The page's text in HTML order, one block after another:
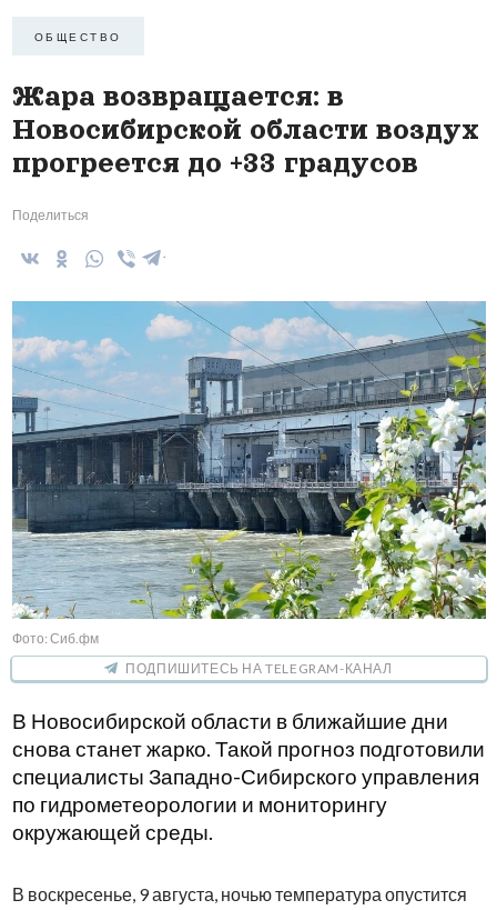
ОБЩЕСТВО
Жара возвращается: в
Новосибирской области воздух
прогреется до +33 градусов
Поделиться
Фото: Сиб.фм
ПОДПИШИТЕСЬ НА TELEGRAM-КАНАЛ
В Новосибирской области в ближайшие дни
снова станет жарко. Такой прогноз подготовили
специалисты Западно-Сибирского управления
по гидрометеорологии и мониторингу
окружающей среды.
В воскресенье, 9 августа, ночью температура опустится